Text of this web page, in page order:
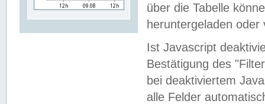
über die Tabelle
heruntergeladen oder
Ist Javascript
Bestätigung des
bei deaktiviertem
alle Felder